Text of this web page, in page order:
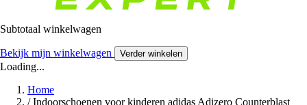
Subtotaal winkelwagen
Bekijk mijn winkelwagen Verder winkelen
Loading...
Home
/ Indoorschoenen voor kinderen adidas Adizero Counterblast